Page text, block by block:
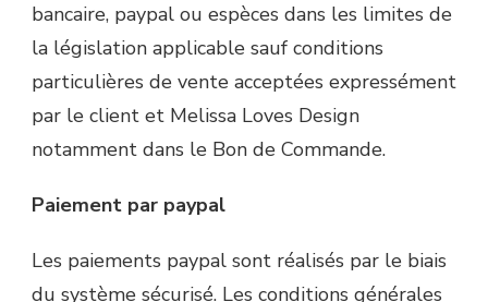
bancaire, paypal ou espèces dans les limites de
la législation applicable sauf conditions
particulières de vente acceptées expressément
par le client et Melissa Loves Design
notamment dans le Bon de Commande.
Paiement par paypal
Les paiements paypal sont réalisés par le biais
du système sécurisé. Les conditions générales